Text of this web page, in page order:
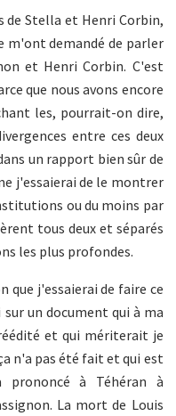
de Stella et Henri Corbin,
m'ont demandé de parler
et Henri Corbin. C'est
que nous avons encore
les, pourrait-on dire,
entre ces deux
un rapport bien sûr de
j'essaierai de le montrer
ou du moins par
tous deux et séparés
les plus profondes.
que j'essaierai de faire ce
un document qui à ma
et qui mériterait je
n'a pas été fait et qui est
prononcé à Téhéran à
La mort de Louis